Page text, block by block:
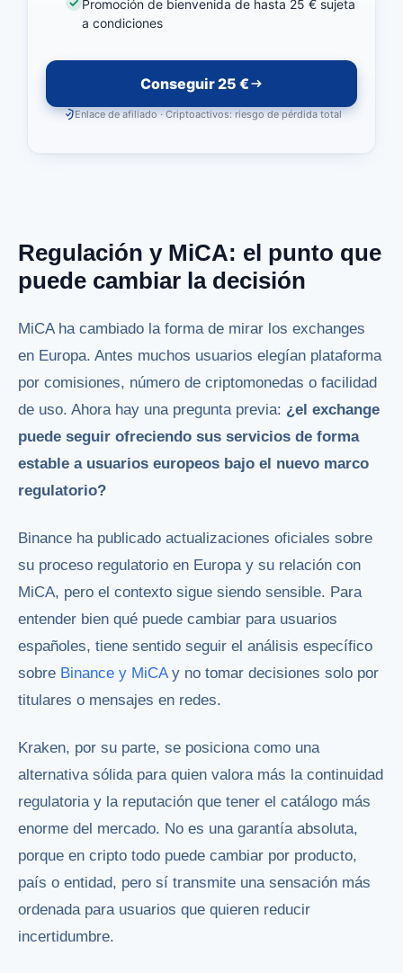
Promoción de bienvenida de hasta 25 € sujeta
a condiciones
Conseguir 25 €
Enlace de afiliado · Criptoactivos: riesgo de pérdida total
Regulación y MiCA: el punto que
puede cambiar la decisión
MiCA ha cambiado la forma de mirar los exchanges
en Europa. Antes muchos usuarios elegían plataforma
por comisiones, número de criptomonedas o facilidad
de uso. Ahora hay una pregunta previa: ¿el exchange
puede seguir ofreciendo sus servicios de forma
estable a usuarios europeos bajo el nuevo marco
regulatorio?
Binance ha publicado actualizaciones oficiales sobre
su proceso regulatorio en Europa y su relación con
MiCA, pero el contexto sigue siendo sensible. Para
entender bien qué puede cambiar para usuarios
españoles, tiene sentido seguir el análisis específico
sobre Binance y MiCAy no tomar decisiones solo por
titulares o mensajes en redes.
Kraken, por su parte, se posiciona como una
alternativa sólida para quien valora más la continuidad
regulatoria y la reputación que tener el catálogo más
enorme del mercado. No es una garantía absoluta,
porque en cripto todo puede cambiar por producto,
país o entidad, pero sí transmite una sensación más
ordenada para usuarios que quieren reducir
incertidumbre.